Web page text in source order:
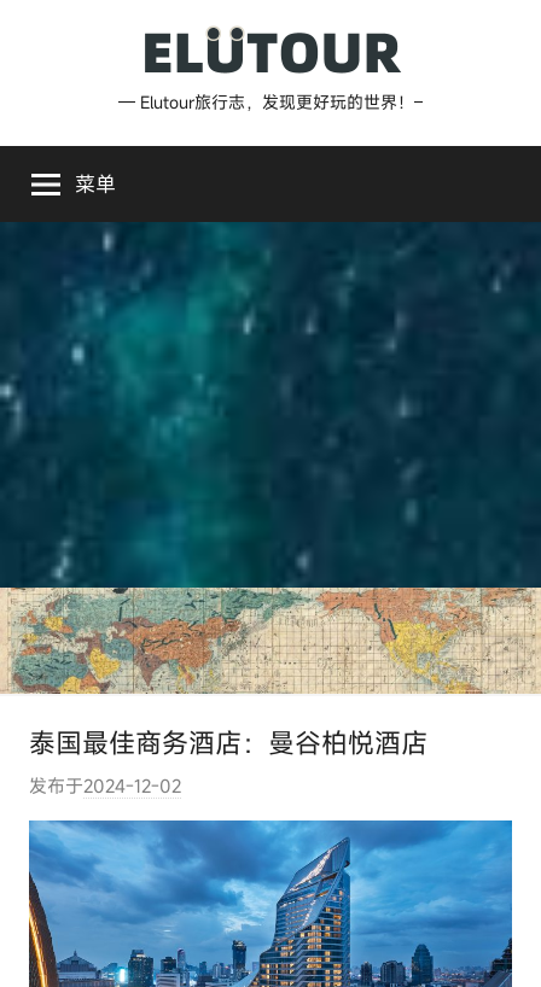
Elutour
旅
行
— Elutour旅行志，发现更好玩的世界！–
菜单
泰国最佳商务酒店：曼谷柏悦酒店
发布于2024-12-02
者
e
l
u
t